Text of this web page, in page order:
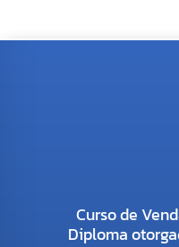
Curso de
Diploma